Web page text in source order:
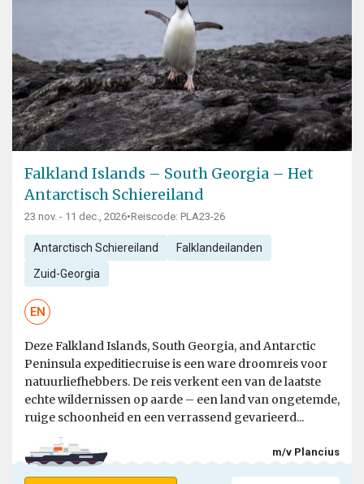
Falkland Islands – South Georgia – Het
Antarctisch Schiereiland
23 nov. - 11 dec., 2026•Reiscode: PLA23-26
Antarctisch Schiereiland Falklandeilanden
Zuid-Georgia
EN
Deze Falkland Islands, South Georgia, and Antarctic
Peninsula expeditiecruise is een ware droomreis voor
natuurliefhebbers. De reis verkent een van de laatste
echte wildernissen op aarde – een land van ongetemde,
ruige schoonheid en een verrassend gevarieerd...
m/v Plancius